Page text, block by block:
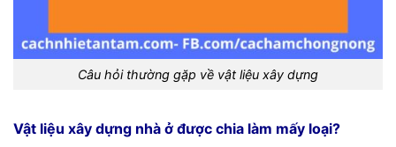
Câu hỏi thường gặp về vật liệu xây dựng
Vật liệu xây dựng nhà ở được chia làm mấy loại?